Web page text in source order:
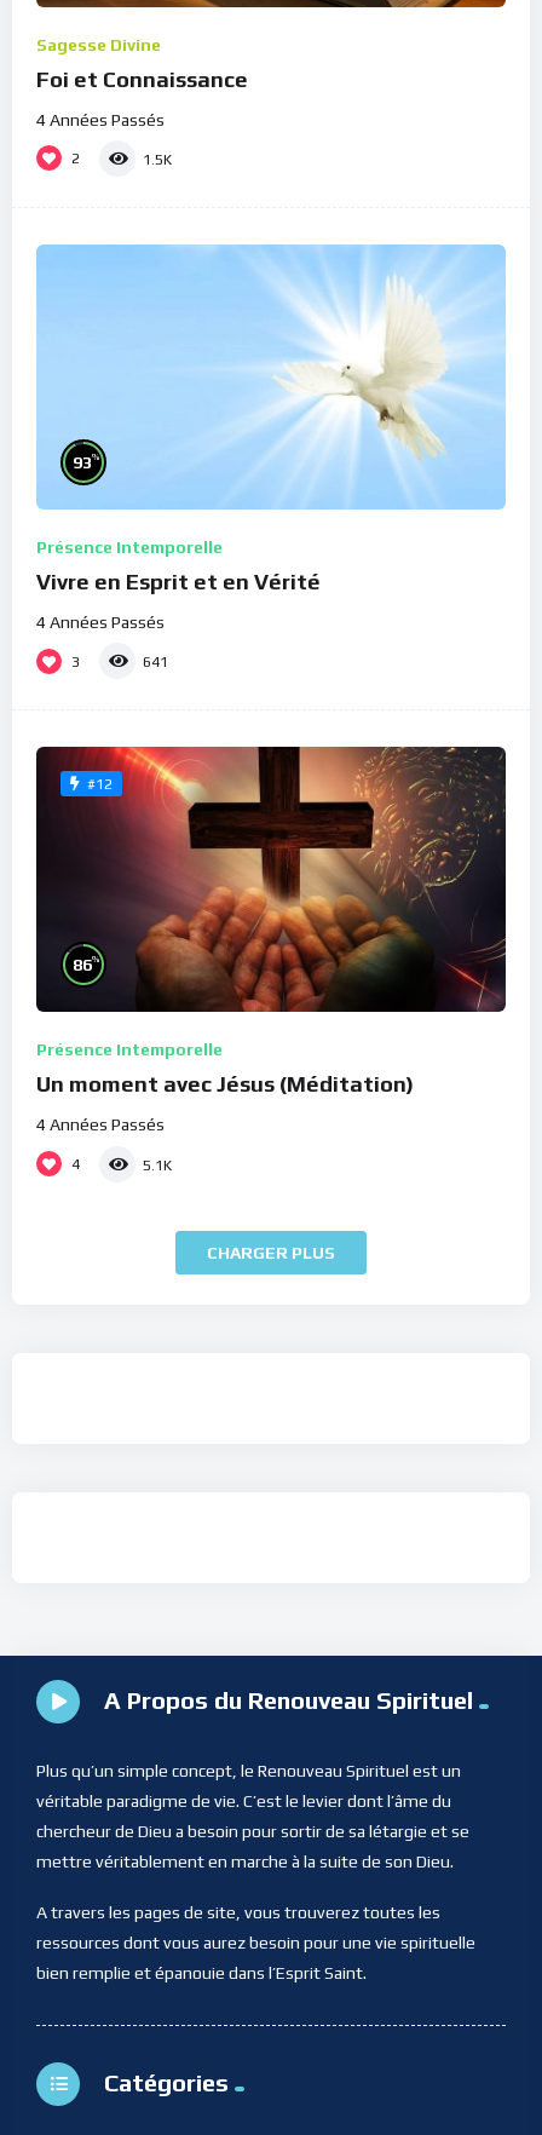
Sagesse Divine
Foi et Connaissance
4 Années Passés
2 1.5K
93%
Présence Intemporelle
Vivre en Esprit et en Vérité
4 Années Passés
3 641
#12
86%
Présence Intemporelle
Un moment avec Jésus (Méditation)
4 Années Passés
4 5.1K
CHARGER PLUS
A Propos du Renouveau Spirituel
Plus qu’un simple concept, le Renouveau Spirituel est un
véritable paradigme de vie. C’est le levier dont l’âme du
chercheur de Dieu a besoin pour sortir de sa létargie et se
mettre véritablement en marche à la suite de son Dieu.
A travers les pages de site, vous trouverez toutes les
ressources dont vous aurez besoin pour une vie spirituelle
bien remplie et épanouie dans l’Esprit Saint.
Catégories